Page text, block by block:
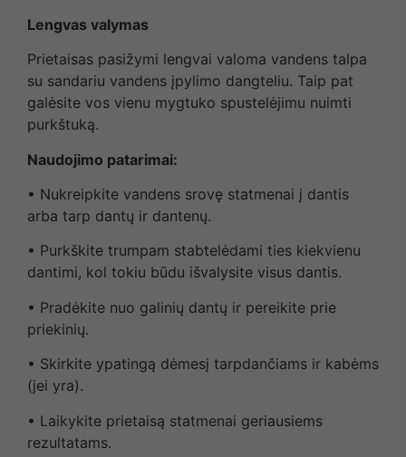
Lengvas valymas
Prietaisas pasižymi lengvai valoma vandens talpa
su sandariu vandens įpylimo dangteliu. Taip pat
galėsite vos vienu mygtuko spustelėjimu nuimti
purkštuką.
Naudojimo patarimai:
• Nukreipkite vandens srovę statmenai į dantis
arba tarp dantų ir dantenų.
• Purkškite trumpam stabtelėdami ties kiekvienu
dantimi, kol tokiu būdu išvalysite visus dantis.
• Pradėkite nuo galinių dantų ir pereikite prie
priekinių.
• Skirkite ypatingą dėmesį tarpdančiams ir kabėms
(jei yra).
• Laikykite prietaisą statmenai geriausiems
rezultatams.